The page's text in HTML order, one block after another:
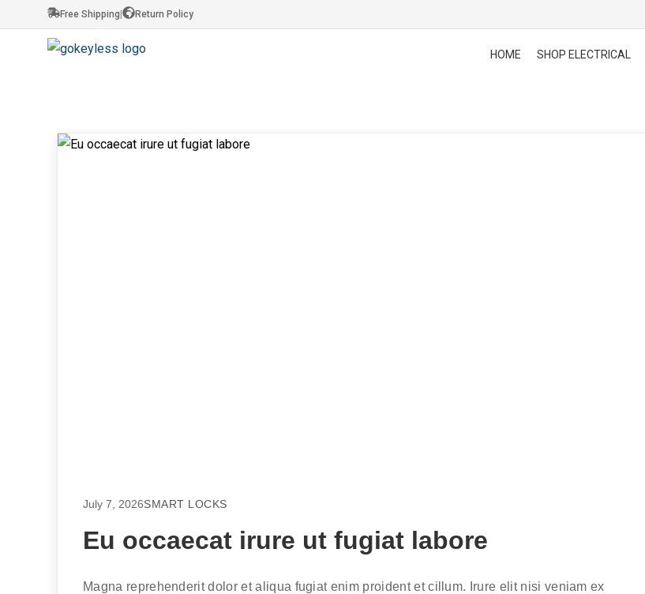
Free Shipping Return Policy
HOME SHOP ELECTRICAL
July 7, 2026SMART LOCKS
Eu occaecat irure ut fugiat labore
Magna reprehenderit dolor et aliqua fugiat enim proident et cillum. Irure elit nisi veniam ex